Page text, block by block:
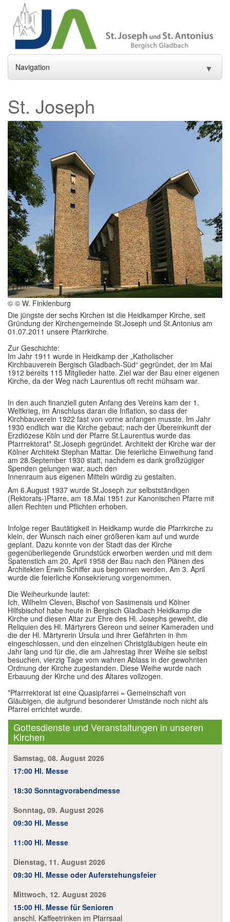
Navigation ▼
Aktuelles
Gottesdienste und Sakramente ▼
Pfarrei
Gremien
Gemeindeleben
Einrichtungen ▼
Im Überblick
Links
Kontakt
St. Joseph
© © W. Finklenburg
Die jüngste der sechs Kirchen ist die Heidkamper Kirche, seit
Gründung der Kirchengemeinde St.Joseph und St.Antonius am
01.07.2011 unsere Pfarrkirche.
Zur Geschichte:
Im Jahr 1911 wurde in Heidkamp der „Katholischer
Kirchbauverein Bergisch Gladbach-Süd“ gegründet, der im Mai
1912 bereits 115 Mitglieder hatte. Ziel war der Bau einer eigenen
Kirche, da der Weg nach Laurentius oft recht mühsam war.
In den auch finanziell guten Anfang des Vereins kam der 1.
Weltkrieg, im Anschluss daran die Inflation, so dass der
Kirchbauverein 1922 fast von vorne anfangen musste. Im Jahr
1930 endlich war die Kirche gebaut; nach der Übereinkunft der
Erzdiözese Köln und der Pfarre St.Laurentius wurde das
Pfarrrektorat* St.Joseph gegründet. Architekt der Kirche war der
Kölner Architekt Stephan Mattar. Die feierliche Einweihung fand
am 28.September 1930 statt, nachdem es dank großzügiger
Spenden gelungen war, auch den
Innenraum aus eigenen Mitteln würdig zu gestalten.
Am 6.August 1937 wurde St.Joseph zur selbstständigen
(Rektorats-)Pfarre, am 18.Mai 1951 zur Kanonischen Pfarre mit
allen Rechten und Pflichten erhoben.
Infolge reger Bautätigkeit in Heidkamp wurde die Pfarrkirche zu
klein, der Wunsch nach einer größeren kam auf und wurde
geplant. Dazu konnte von der Stadt das der Kirche
gegenüberliegende Grundstück erworben werden und mit dem
Spatenstich am 20. April 1958 der Bau nach den Plänen des
Architekten Erwin Schiffer aus begonnen werden. Am 3. April
wurde die feierliche Konsekrierung vorgenommen.
Die Weiheurkunde lautet:
Ich, Wilhelm Cleven, Bischof von Sasimensis und Kölner
Hilfsbischof habe heute in Bergisch Gladbach Heidkamp die
Kirche und diesen Altar zur Ehre des Hl. Josephs geweiht, die
Reliquien des Hl. Märtyrers Gereon und seiner Kameraden und
die der Hl. Märtyrerin Ursula und ihrer Gefährten in ihm
eingeschlossen, und den einzelnen Christgläubigen heute ein
Jahr lang und für die, die am Jahrestag ihrer Weihe sie selbst
besuchen, vierzig Tage vom wahren Ablass in der gewohnten
Ordnung der Kirche zugestanden. Diese Weihe wurde nach
Erbauung der Kirche und des Altares vollzogen.
*Pfarrrektorat ist eine Quasipfarrei = Gemeinschaft von
Gläubigen, die aufgrund besonderer Umstände noch nicht als
Pfarrei errichtet wurde.
Gottesdienste und Veranstaltungen in unseren
Kirchen
Samstag, 08. August 2026
17:00 Hl. Messe
18:30 Sonntagvorabendmesse
Sonntag, 09. August 2026
09:30 Hl. Messe
11:00 Hl. Messe
Dienstag, 11. August 2026
09:30 Hl. Messe oder Auferstehungsfeier
Mittwoch, 12. August 2026
15:00 Hl. Messe für Senioren
anschl. Kaffeetrinken im Pfarrsaal